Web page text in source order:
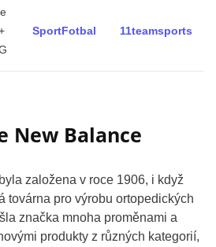
SportFotbal 11teamsports
New Balance
založena v roce 1906, i když
továrna pro výrobu ortopedických
značka mnoha proměnami a
produkty z různých kategorií,